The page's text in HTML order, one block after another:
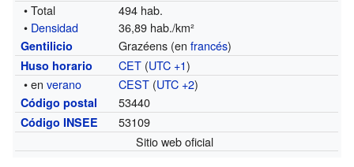
• Total
494 hab.
• Densidad 36,89 hab./km²
Gentilicio Grazéens (enfrancés)
Huso horario CET (UTC +1)
• enverano CEST (UTC +2)
Código postal 53440
Código INSEE
53109
Sitio web oficial